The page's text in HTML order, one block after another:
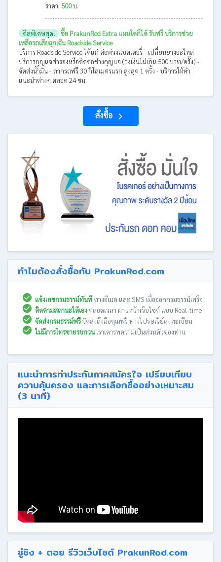
ราคา: 500บ.
ดีลพิเศษสุด!
ซื้อ PrakunRod Extra แผนใดก็ได้ รับฟรี บริการช่วย
เหลือรถเสียฉุกเฉิน Roadside Service
บริการ Roadside Service ได้แก่ ต่อพ่วงแบตเตอรี่ - เปลี่ยนยางอะไหล่ -
บริการกุญแจสำรองหรือติดต่อช่างกุญแจ (วงเงินไม่เกิน 500 บาท/ครั้ง) -
จัดส่งน้ำมัน - ลากรถฟรี 30 กิโลเมตรแรก สูงสุด 1 ครั้ง - บริการให้คำ
แนะนำต่างๆ ตลอด 24 ชม.
สั่งซื้อ navigate_next
ทำไมต้องสั่งซื้อกับ PrakunRod.com
แจ้งเลขกรมธรรม์ทันทีทางอีเมล และ SMS เมื่อออกกรมธรรม์เสร็จ
ติดตามสถานะได้เอง ตลอดเวลา ผ่านหน้าเว็บไซต์ แบบ Real-time
จัดส่งกรมธรรม์ฟรีจัดส่งถึงมือคุณฟรี ทางไปรษณีย์ลงทะเบียน
ไม่มีการโทรขายรบกวน เราเคารพความเป็นส่วนตัวของท่าน
แนะนำการทำประกันภาคสมัครใจ เปรียบเทียบ
ความคุ้มครอง และการเลือกซื้ออย่างเหมาะสม
(3 นาที)
ซู่ชิง + ตอย รีวิวเว็บไซต์ PrakunRod.com